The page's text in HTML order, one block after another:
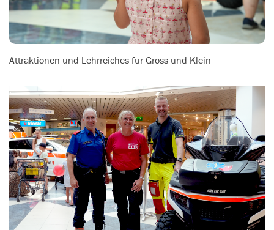
Attraktionen und Lehrreiches für Gross und Klein